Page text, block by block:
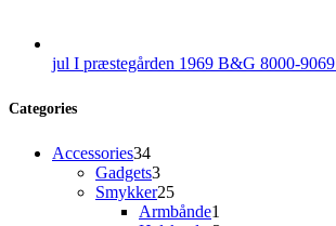
jul I præstegården 1969 B&G 8000-9069
Categories
Accessories3434
varer
Gadgets33
varer
Smykker2525
varer
Armbånde1